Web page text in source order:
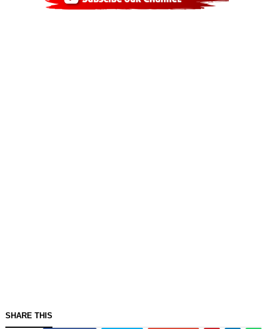
SHARE THIS